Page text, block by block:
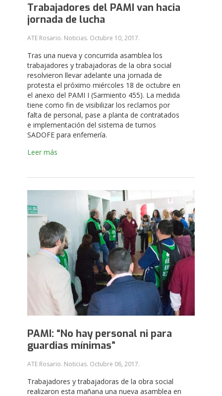
Trabajadores del PAMI van hacia
jornada de lucha
ATE Rosario. Noticias. Octubre 10, 2017.
Tras una nueva y concurrida asamblea los
trabajadores y trabajadoras de la obra social
resolvieron llevar adelante una jornada de
protesta el próximo miércoles 18 de octubre en
el anexo del PAMI I (Sarmiento 455). La medida
tiene como fin de visibilizar los reclamos por
falta de personal, pase a planta de contratados
e implementación del sistema de turnos
SADOFE para enfemería.
Leer más
PAMI: “No hay personal ni para
guardias mínimas”
ATE Rosario. Noticias. Octubre 06, 2017.
Trabajadores y trabajadoras de la obra social
realizaron esta mañana una nueva asamblea en